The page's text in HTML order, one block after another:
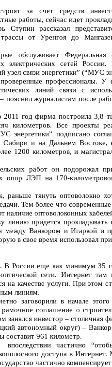
за счет средств
работы, сейчас идет
рассказал
от Уренгоя до
обслуживает Федеральная
сетей России.
связи энергетики” (“МУС
профессионалы.
линий связи с
пояснил журналистам после
год фирма построила 3,8
километров. Все проекты
подписано
Сибири и на Дальнем
1200 километров, и
работ он подорожал
опор ЛЭП на 170-
раньше тянуть оптоволокно
Тем более что
наличие оптоволоконных
линию придется
Ванкором и Игаркой и
в свое время использовал
России еще как минимум 35
сети. Интернет там
на качестве услуги. При этом
линиям.
заговорили в начале
соглашение о
занялся инвестор –
автономный округ) –
составит 961 километр.
частично
доступа в Интернет.
частично